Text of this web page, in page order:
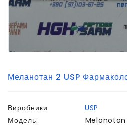
Меланотан 2 USP
Виробники
USP
Модель: